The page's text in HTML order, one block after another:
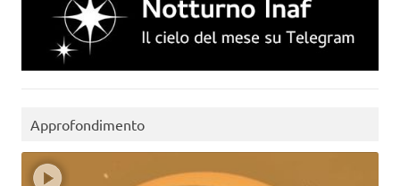
Approfondimento